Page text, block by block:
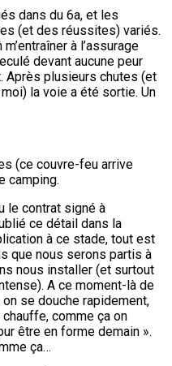
dans du 6a, et les
(et des réussites) variés.
à l’assurage
devant aucune peur
Après plusieurs chutes (et
la voie a été sortie. Un
(ce couvre-feu arrive
camping.
le contrat signé à
ce détail dans la
à ce stade, tout est
que nous serons partis à
nous installer (et surtout
A ce moment-là de
on se douche rapidement,
comme ça on
être en forme demain ».
ça…